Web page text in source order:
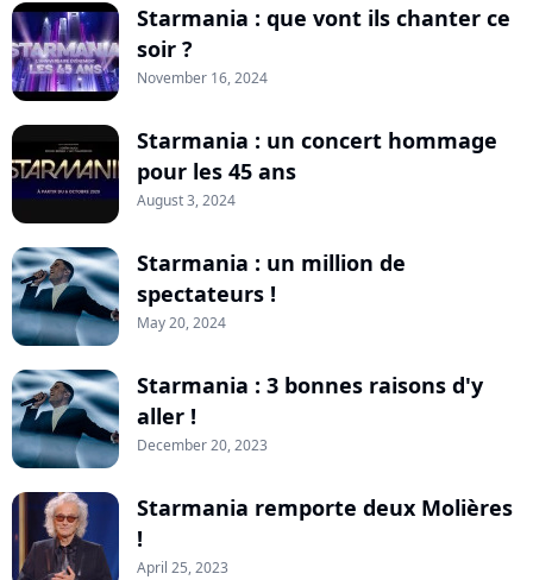
Starmania : que vont ils chanter ce
soir ?
November 16, 2024
Starmania : un concert hommage
pour les 45 ans
August 3, 2024
Starmania : un million de
spectateurs !
May 20, 2024
Starmania : 3 bonnes raisons d'y
aller !
December 20, 2023
Starmania remporte deux Molières
!
April 25, 2023